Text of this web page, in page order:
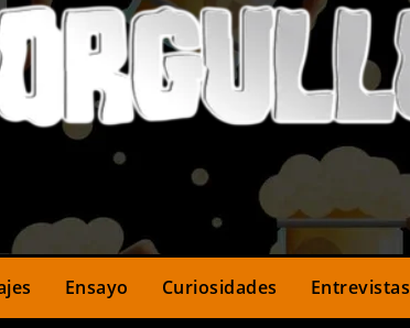
Ensayo Curiosidades Entrevistas